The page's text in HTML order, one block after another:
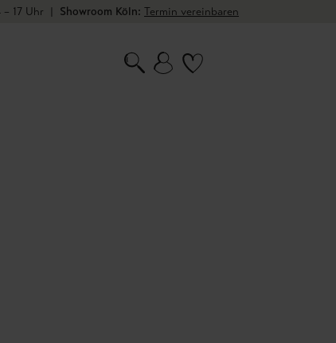
– 17 Uhr | Showroom Köln: Termin vereinbaren